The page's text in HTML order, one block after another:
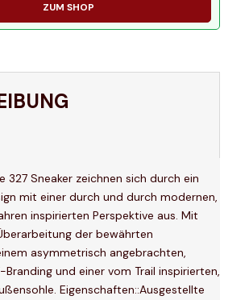
ZUM SHOP
327 Sneaker zeichnen sich durch ein
mit einer durch und durch modernen,
inspirierten Perspektive aus. Mit
der bewährten
asymmetrisch angebrachten,
Branding und einer vom Trail inspirierten,
Eigenschaften::Ausgestellte